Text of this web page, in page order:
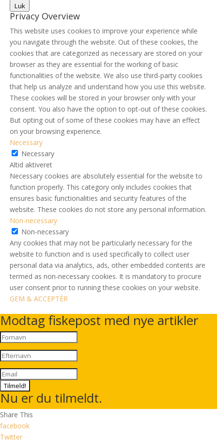
Luk
Privacy Overview
This website uses cookies to improve your experience while
you navigate through the website. Out of these cookies, the
cookies that are categorized as necessary are stored on your
browser as they are essential for the working of basic
functionalities of the website. We also use third-party cookies
that help us analyze and understand how you use this website.
These cookies will be stored in your browser only with your
consent. You also have the option to opt-out of these cookies.
But opting out of some of these cookies may have an effect
on your browsing experience.
Necessary
Necessary
Altid aktiveret
Necessary cookies are absolutely essential for the website to
function properly. This category only includes cookies that
ensures basic functionalities and security features of the
website. These cookies do not store any personal information.
Non-necessary
Non-necessary
Any cookies that may not be particularly necessary for the
website to function and is used specifically to collect user
personal data via analytics, ads, other embedded contents are
termed as non-necessary cookies. It is mandatory to procure
user consent prior to running these cookies on your website.
GEM & ACCEPTÈR
Modtag fiskepost med nye artikler
Tilmeld!
Nu er du tilmeldt.
Share This
facebook
Twitter